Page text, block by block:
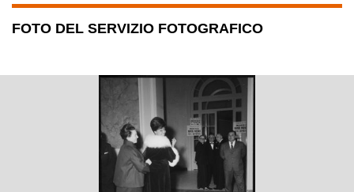
FOTO DEL SERVIZIO FOTOGRAFICO